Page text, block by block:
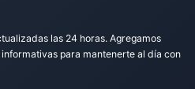
las 24 horas. Agregamos
para mantenerte al día con